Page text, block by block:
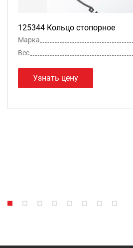
125344 Кольцо стопорное
Марка
Вес
Узнать цену